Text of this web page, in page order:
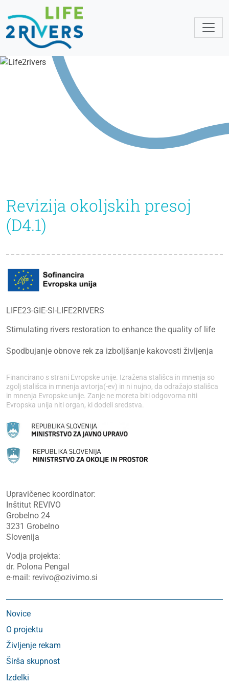
Revizija okoljskih presoj
(D4.1)
LIFE23-GIE-SI-LIFE2RIVERS
Stimulating rivers restoration to enhance the quality of life
Spodbujanje obnove rek za izboljšanje kakovosti življenja
Financirano s strani Evropske unije. Izražena stališca in mnenja so
zgolj stališca in mnenja avtorja(-ev) in ni nujno, da odražajo stališca
in mnenja Evropske unije. Zanje ne moreta biti odgovorna niti
Evropska unija niti organ, ki dodeli sredstva.
Upravičenec koordinator:
Inštitut REVIVO
Grobelno 24
3231 Grobelno
Slovenija
Vodja projekta:
dr. Polona Pengal
e-mail: revivo@ozivimo.si
Novice
O projektu
Življenje rekam
Širša skupnost
Izdelki